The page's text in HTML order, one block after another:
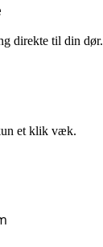
direkte til din dør.
et klik væk.